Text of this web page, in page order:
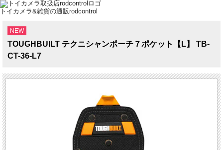
トイカメラ&雑貨の通販rodcontrol
NEW
TOUGHBUILT テクニシャンポーチ７ポケット【L】 TB-
CT-36-L7